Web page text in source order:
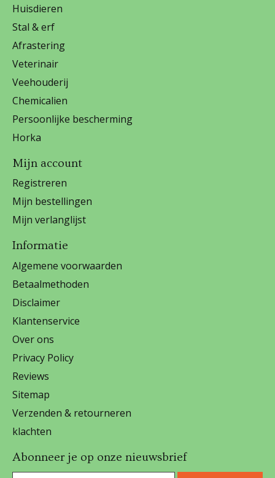
Huisdieren
Stal & erf
Afrastering
Veterinair
Veehouderij
Chemicalien
Persoonlijke bescherming
Horka
Mijn account
Registreren
Mijn bestellingen
Mijn verlanglijst
Informatie
Algemene voorwaarden
Betaalmethoden
Disclaimer
Klantenservice
Over ons
Privacy Policy
Reviews
Sitemap
Verzenden & retourneren
klachten
Abonneer je op onze nieuwsbrief